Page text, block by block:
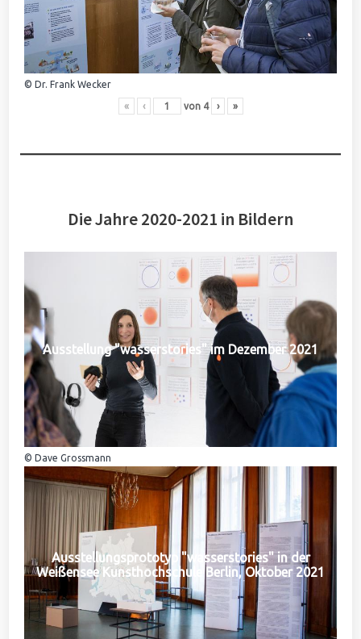
© Dr. Frank Wecker
« ‹ von 4 › »
Die Jahre 2020-2021 in Bildern
Ausstellung "wasserstories" im Dezember 2021
© Dave Grossmann
Ausstellungsprototyp "wasserstories" in der
Weißensee Kunsthochschule Berlin, Oktober 2021